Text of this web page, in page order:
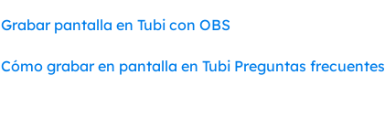
Grabar pantalla en Tubi con OBS
Cómo grabar en pantalla en Tubi Preguntas frecuentes